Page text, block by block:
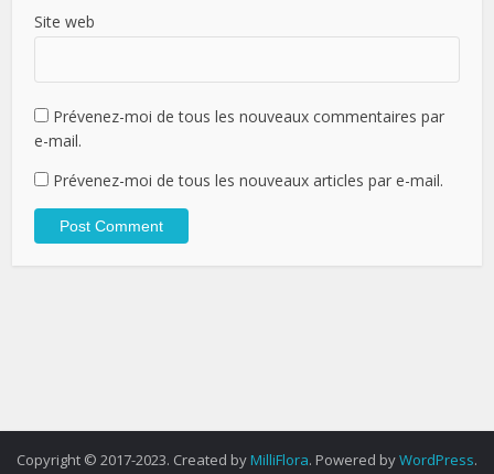
Site web
Prévenez-moi de tous les nouveaux commentaires par
e-mail.
Prévenez-moi de tous les nouveaux articles par e-mail.
Copyright © 2017-2023. Created by MilliFlora. Powered byWordPress.